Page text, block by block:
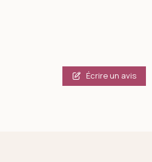
Écrire un avis